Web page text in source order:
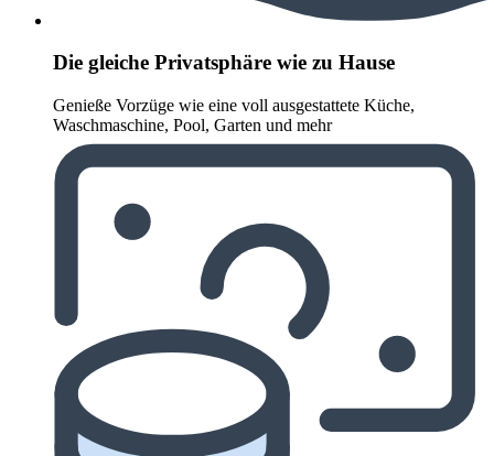
Die gleiche Privatsphäre wie zu Hause
Genieße Vorzüge wie eine voll ausgestattete Küche,
Waschmaschine, Pool, Garten und mehr